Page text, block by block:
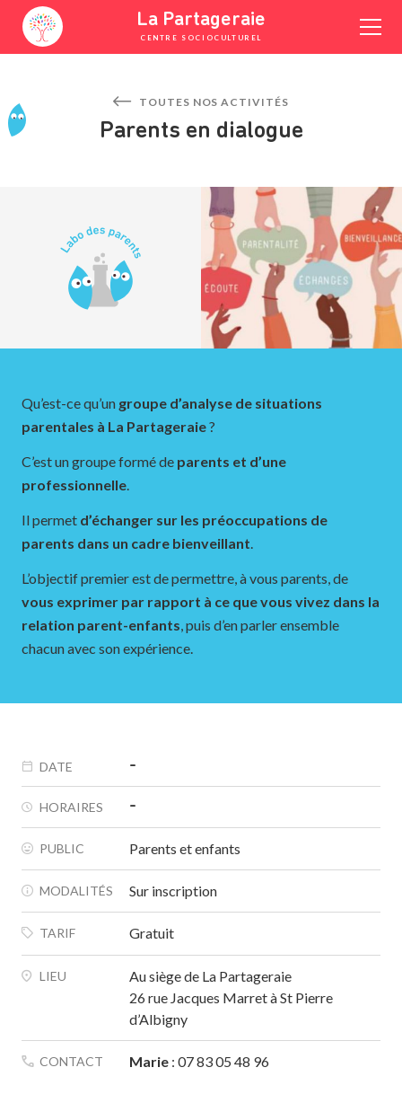
content
La Partageraie
CENTRE SOCIOCULTUREL
TOUTES NOS ACTIVITÉS
Parents en dialogue
Qu’est-ce qu’un groupe d’analyse de situations
parentales à La Partageraie?
C’est un groupe formé de parents et d’une
professionnelle.
Il permet d’échanger sur les préoccupations de
parents dans un cadre bienveillant.
L’objectif premier est de permettre, à vous parents, de
vous exprimer par rapport à ce que vous vivez dans la
relation parent-enfants , puis d’en parler ensemble
chacun avec son expérience.
DATE -
HORAIRES -
PUBLIC Parents et enfants
MODALITÉS Sur inscription
TARIF Gratuit
LIEU
Au siège de La Partageraie
26 rue Jacques Marret à St Pierre
d’Albigny
CONTACT Marie : 07 83 05 48 96